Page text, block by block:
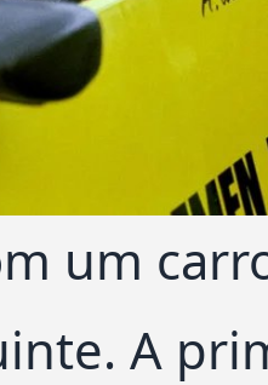
um
A